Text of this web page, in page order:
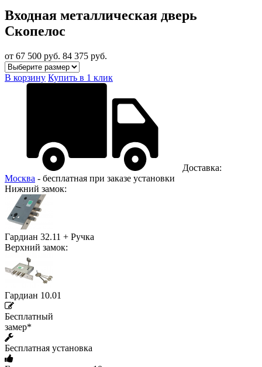
Входная металлическая дверь
Скопелос
от 67 500 руб. 84 375 руб.
В корзину Купить в 1 клик
Доставка:
Москва - бесплатная при заказе установки
Нижний замок:
Гардиан 32.11 + Ручка
Верхний замок:
Гардиан 10.01
Бесплатный
замер*
Бесплатная установка